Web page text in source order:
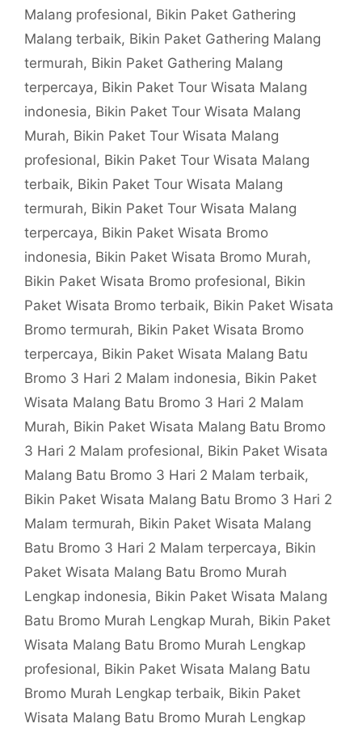
Malang profesional, Bikin Paket Gathering
Malang terbaik, Bikin Paket Gathering Malang
termurah, Bikin Paket Gathering Malang
terpercaya, Bikin Paket Tour Wisata Malang
indonesia, Bikin Paket Tour Wisata Malang
Murah, Bikin Paket Tour Wisata Malang
profesional, Bikin Paket Tour Wisata Malang
terbaik, Bikin Paket Tour Wisata Malang
termurah, Bikin Paket Tour Wisata Malang
terpercaya, Bikin Paket Wisata Bromo
indonesia, Bikin Paket Wisata Bromo Murah,
Bikin Paket Wisata Bromo profesional, Bikin
Paket Wisata Bromo terbaik, Bikin Paket Wisata
Bromo termurah, Bikin Paket Wisata Bromo
terpercaya, Bikin Paket Wisata Malang Batu
Bromo 3 Hari 2 Malam indonesia, Bikin Paket
Wisata Malang Batu Bromo 3 Hari 2 Malam
Murah, Bikin Paket Wisata Malang Batu Bromo
3 Hari 2 Malam profesional, Bikin Paket Wisata
Malang Batu Bromo 3 Hari 2 Malam terbaik,
Bikin Paket Wisata Malang Batu Bromo 3 Hari 2
Malam termurah, Bikin Paket Wisata Malang
Batu Bromo 3 Hari 2 Malam terpercaya, Bikin
Paket Wisata Malang Batu Bromo Murah
Lengkap indonesia, Bikin Paket Wisata Malang
Batu Bromo Murah Lengkap Murah, Bikin Paket
Wisata Malang Batu Bromo Murah Lengkap
profesional, Bikin Paket Wisata Malang Batu
Bromo Murah Lengkap terbaik, Bikin Paket
Wisata Malang Batu Bromo Murah Lengkap